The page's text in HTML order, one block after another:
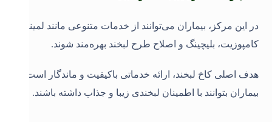
در این مرکز، بیماران می‌توانند از خدمات متنوعی مانند لمینت،
کامپوزیت، بلیچینگ و اصلاح طرح لبخند بهره‌مند شوند.
هدف اصلی کاخ لبخند، ارائه خدماتی باکیفیت و ماندگار است تا
بیماران بتوانند با اطمینان لبخندی زیبا و جذاب داشته باشند.